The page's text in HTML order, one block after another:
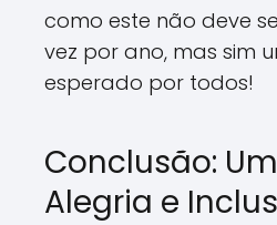
como este não deve
vez por ano, mas sim
esperado por todos!
Conclusão:
Alegria e